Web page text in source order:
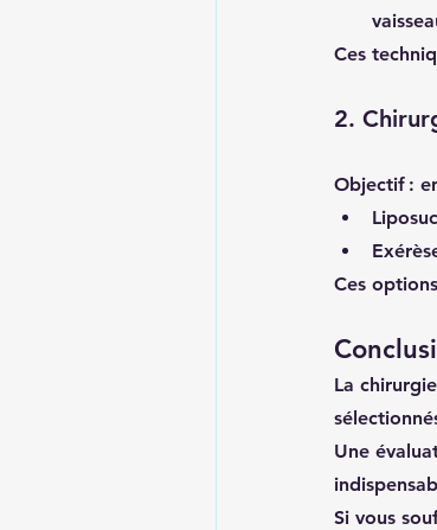
Ces
2.
Objectif :
Ces
La
Une
Si vous